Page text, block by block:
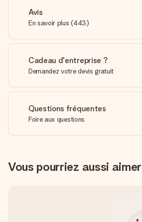
Avis
En savoir plus (443)
Cadeau d'entreprise ?
Demandez votre devis gratuit
Questions fréquentes
Foire aux questions
Vous pourriez aussi aimer